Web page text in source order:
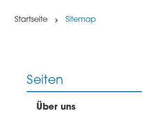
Startseite Sitemap
Seiten
Über uns